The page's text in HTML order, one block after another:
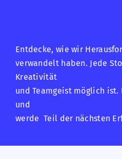
Entdecke, wie wir
verwandelt haben. Jede
Kreativität
und Teamgeist möglich
und
werde Teil der nächsten